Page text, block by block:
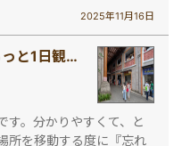
2025年11月16日
ベーシックプラン(バリ島まるっと1日観光)
す。分かりやすくて、と
所を移動する度に『忘れ